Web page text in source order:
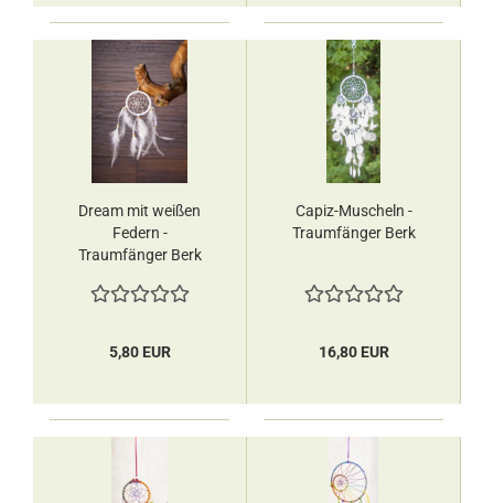
Dream mit weißen
Federn -
Traumfänger Berk
5,80 EUR
Capiz-Muscheln -
Traumfänger Berk
16,80 EUR